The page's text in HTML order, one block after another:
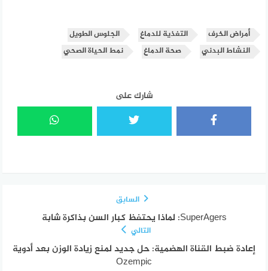
أمراض الخرف التغذية للدماغ
الجلوس الطويل
النشاط البدني
صحة الدماغ نمط الحياة الصحي
شارك على
السابق
SuperAgers: لماذا يحتفظ كبار السن بذاكرة شابة
التالي
إعادة ضبط القناة الهضمية: حل جديد لمنع زيادة الوزن بعد أدوية
Ozempic